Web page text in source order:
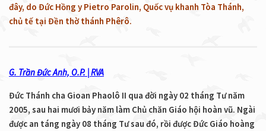
đây, do Đức Hồng y Pietro Parolin, Quốc vụ khanh Tòa Thánh,
chủ tế tại Đền thờ thánh Phêrô.
G. Trần Đức Anh, O.P. | RVA
Đức Thánh cha Gioan Phaolô II qua đời ngày 02 tháng Tư năm
2005, sau hai mươi bảy năm làm Chủ chăn Giáo hội hoàn vũ. Ngài
được an táng ngày 08 tháng Tư sau đó, rồi được Đức Giáo hoàng